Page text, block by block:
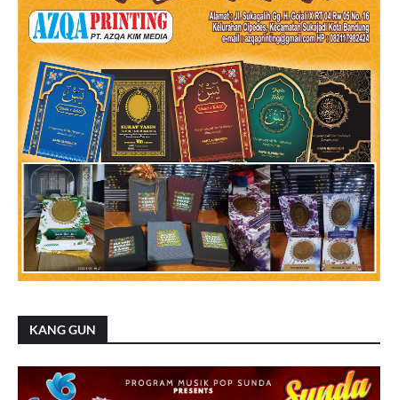
KANG GUN